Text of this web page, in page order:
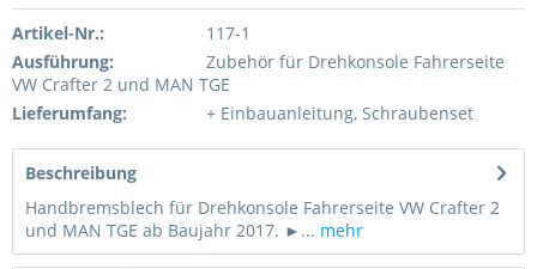
Artikel-Nr.:
117-1
Ausführung:
Zubehör für Drehkonsole Fahrerseite
VW Crafter 2 und MAN TGE
Lieferumfang:
+ Einbauanleitung, Schraubenset
Beschreibung
Handbremsblech für Drehkonsole Fahrerseite VW Crafter 2
und MAN TGE ab Baujahr 2017. ►... mehr